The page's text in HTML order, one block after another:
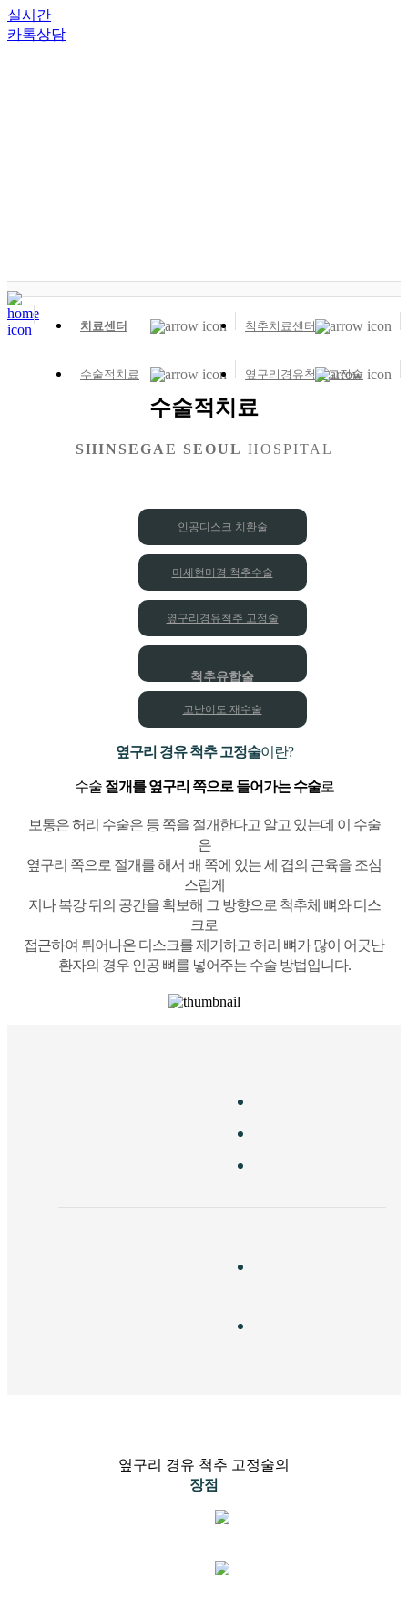
실시간
카톡상담
치료센터 척추치료센터
수술적치료 옆구리경유척추고정술
수술적치료
SHINSEGAE SEOUL HOSPITAL
인공디스크 치환술
미세현미경 척추수술
옆구리경유척추 고정술
척추유합술
고난이도 재수술
옆구리 경유 척추 고정술이란?
수술 절개를 옆구리 쪽으로 들어가는 수술로
보통은 허리 수술은 등 쪽을 절개한다고 알고 있는데 이 수술
은
옆구리 쪽으로 절개를 해서 배 쪽에 있는 세 겹의 근육을 조심
스럽게
지나 복강 뒤의 공간을 확보해 그 방향으로 척추체 뼈와 디스
크로
접근하여 튀어나온 디스크를 제거하고 허리 뼈가 많이 어긋난
환자의 경우 인공 뼈를 넣어주는 수술 방법입니다.
옆구리 경유 척추 고정술의
장점